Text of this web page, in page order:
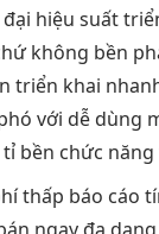
hiệu suất
không bền
triển khai
với dễ dùng
bền chức
thấp báo cáo